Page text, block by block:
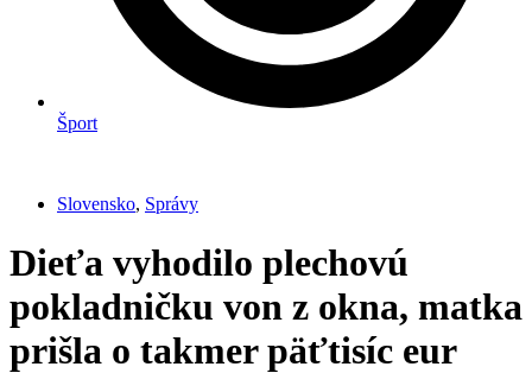
Šport
Slovensko, Správy
Dieťa vyhodilo plechovú
pokladničku von z okna, matka
prišla o takmer päťtisíc eur